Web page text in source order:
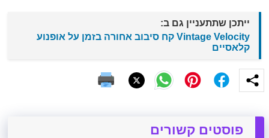
ייתכן שתתעניין גם ב:
Vintage Velocity קח סיבוב אחורה בזמן על אופנוע
קלאסיים
פוסטים קשורים